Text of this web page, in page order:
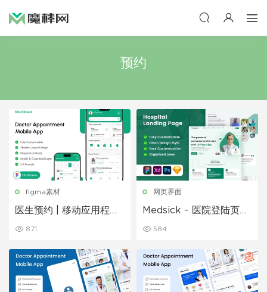
预约
figma素材
医生预约 | 移动应用程序
871
网页界面
Medsick – 医院登陆页面
584